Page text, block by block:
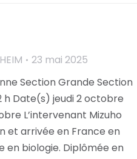
23 mai 2025
Section Grande Section
h Date(s) jeudi 2 octobre
L’intervenant Mizuho
et arrivée en France en
en biologie. Diplômée en